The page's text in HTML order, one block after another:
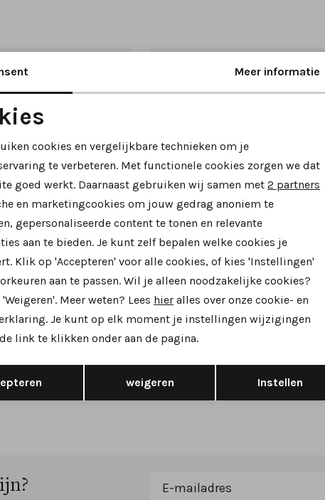
Nieuw Nieuw
wijdte G
279,95
cookies
cookies Marketing cookies
Terug Opslaan
Meer informatie
cookies en vergelijkbare technieken om je
te verbeteren. Met functionele cookies zorgen we dat
goed werkt. Daarnaast gebruiken wij samen met 2 partners
en marketingcookies om jouw gedrag anoniem te
gepersonaliseerde content te tonen en relevante
aan te bieden. Je kunt zelf bepalen welke cookies je
Klik op 'Accepteren' voor alle cookies, of kies 'Instellingen'
aan te passen. Wil je alleen noodzakelijke cookies?
Meer weten? Lees hier alles over onze cookie- en
Je kunt op elk moment je instellingen wijzigingen
link te klikken onder aan de pagina.
weigeren Instellen